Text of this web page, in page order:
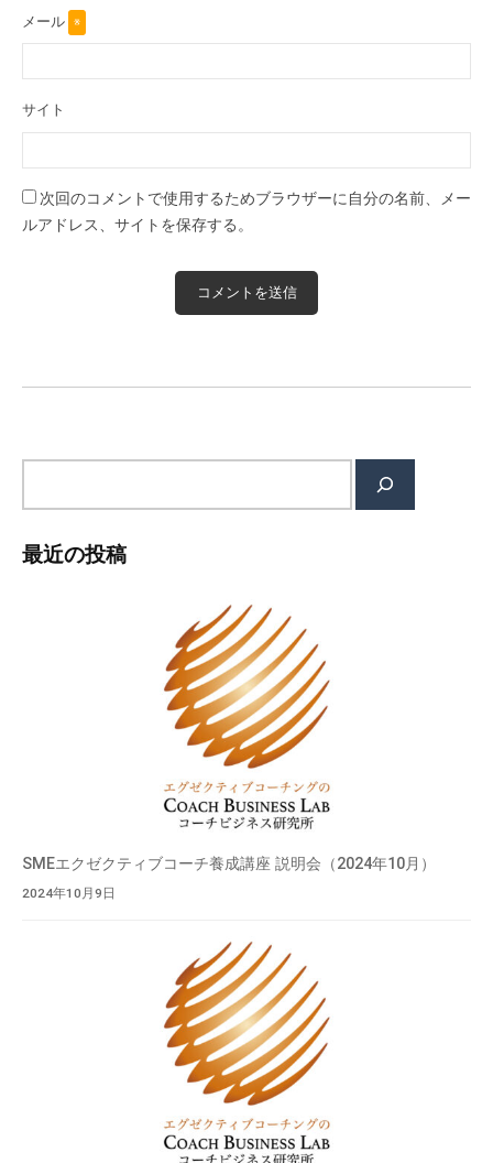
メール ※
サイト
次回のコメントで使用するためブラウザーに自分の名前、メー
ルアドレス、サイトを保存する。
最近の投稿
SMEエクゼクティブコーチ養成講座 説明会（2024年10月）
2024年10月9日